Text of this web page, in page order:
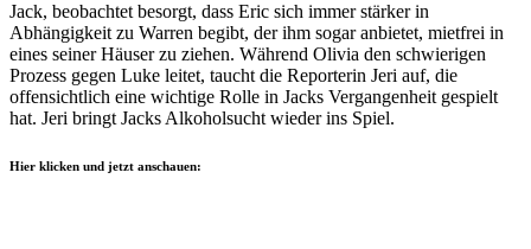
Jack, beobachtet besorgt, dass Eric sich immer stärker in
Abhängigkeit zu Warren begibt, der ihm sogar anbietet, mietfrei in
eines seiner Häuser zu ziehen. Während Olivia den schwierigen
Prozess gegen Luke leitet, taucht die Reporterin Jeri auf, die
offensichtlich eine wichtige Rolle in Jacks Vergangenheit gespielt
hat. Jeri bringt Jacks Alkoholsucht wieder ins Spiel.
Hier klicken und jetzt anschauen: